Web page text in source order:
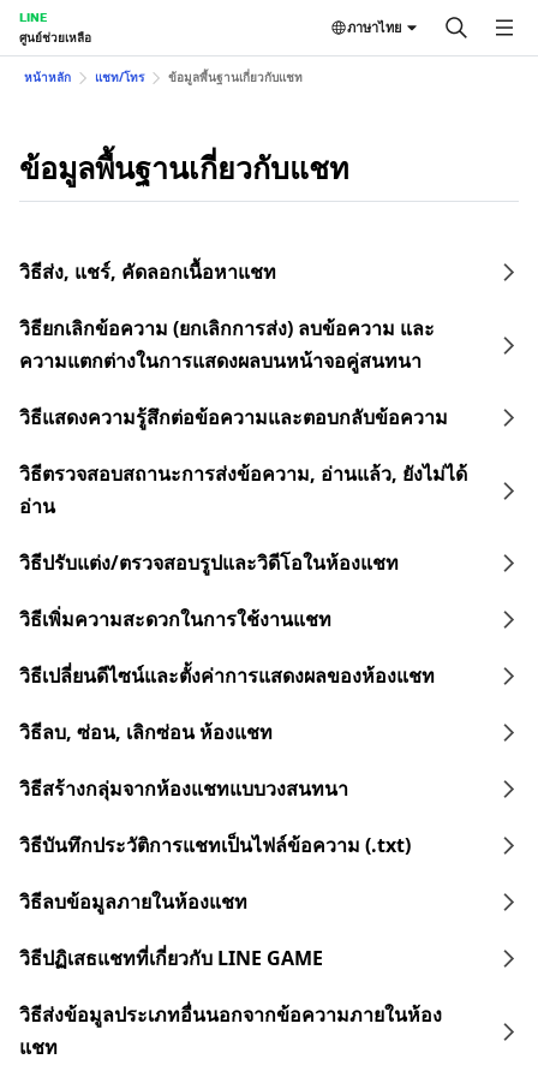
LINE
ศูนย์ช่วยเหลือ
ภาษาไทย
หน้าหลัก แชท/โทร ข้อมูลพื้นฐานเกี่ยวกับแชท
ข้อมูลพื้นฐานเกี่ยวกับแชท
วิธีส่ง, แชร์, คัดลอกเนื้อหาแชท
วิธียกเลิกข้อความ (ยกเลิกการส่ง) ลบข้อความ และ
ความแตกต่างในการแสดงผลบนหน้าจอคู่สนทนา
วิธีแสดงความรู้สึกต่อข้อความและตอบกลับข้อความ
วิธีตรวจสอบสถานะการส่งข้อความ, อ่านแล้ว, ยังไม่ได้
อ่าน
วิธีปรับแต่ง/ตรวจสอบรูปและวิดีโอในห้องแชท
วิธีเพิ่มความสะดวกในการใช้งานแชท
วิธีเปลี่ยนดีไซน์และตั้งค่าการแสดงผลของห้องแชท
วิธีลบ, ซ่อน, เลิกซ่อน ห้องแชท
วิธีสร้างกลุ่มจากห้องแชทแบบวงสนทนา
วิธีบันทึกประวัติการแชทเป็นไฟล์ข้อความ (.txt)
วิธีลบข้อมูลภายในห้องแชท
วิธีปฏิเสธแชทที่เกี่ยวกับ LINE GAME
วิธีส่งข้อมูลประเภทอื่นนอกจากข้อความภายในห้อง
แชท